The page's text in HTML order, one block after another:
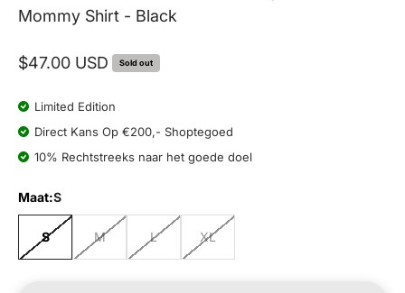
Mommy Shirt - Black
Sale price
$47.00 USD Sold out
Limited Edition
Direct Kans Op €200,- Shoptegoed
10% Rechtstreeks naar het goede doel
Maat:S
S M L XL